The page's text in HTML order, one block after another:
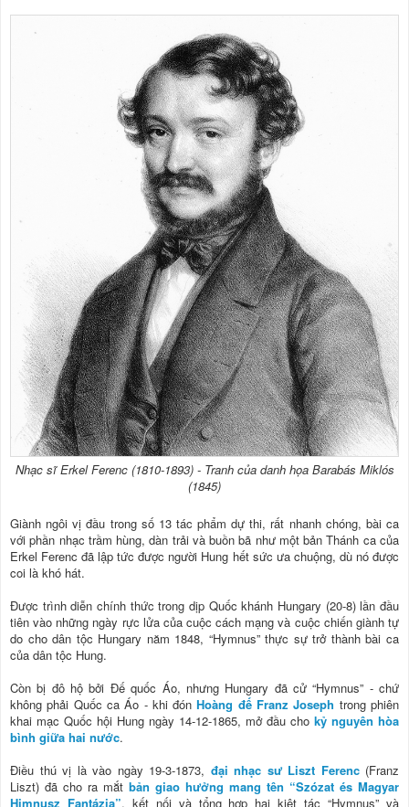
Nhạc sĩ Erkel Ferenc (1810-1893) - Tranh của danh họa Barabás Miklós
(1845)
Giành ngôi vị đầu trong số 13 tác phẩm dự thi, rất nhanh chóng, bài ca
với phần nhạc trầm hùng, dàn trải và buồn bã như một bản Thánh ca của
Erkel Ferenc đã lập tức được người Hung hết sức ưa chuộng, dù nó được
coi là khó hát.
Được trình diễn chính thức trong dịp Quốc khánh Hungary (20-8) lần đầu
tiên vào những ngày rực lửa của cuộc cách mạng và cuộc chiến giành tự
do cho dân tộc Hungary năm 1848, “Hymnus” thực sự trở thành bài ca
của dân tộc Hung.
Còn bị đô hộ bởi Đế quốc Áo, nhưng Hungary đã cử “Hymnus” - chứ
không phải Quốc ca Áo - khi đónHoàng đế Franz Joseph trong phiên
khai mạc Quốc hội Hung ngày 14-12-1865, mở đầu cho kỷ nguyên hòa
bình giữa hai nước.
Điều thú vị là vào ngày 19-3-1873, đại nhạc sư Liszt Ferenc(Franz
Liszt) đã cho ra mắt bản giao hưởng mang tên “Szózat és Magyar
Himnusz Fantázia”, kết nối và tổng hợp hai kiệt tác “Hymnus” và